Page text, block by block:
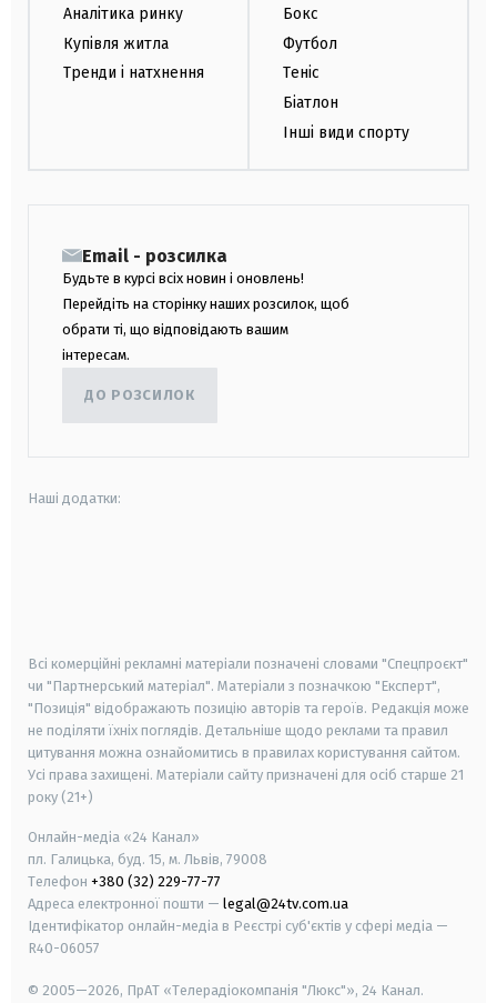
Аналітика ринку
Купівля житла
Тренди і натхнення
Бокс
Футбол
Теніс
Біатлон
Інші види спорту
Email - розсилка
Будьте в курсі всіх новин і оновлень!
Перейдіть на сторінку наших розсилок, щоб
обрати ті, що відповідають вашим
інтересам.
ДО РОЗСИЛОК
Наші додатки:
Всі комерційні рекламні матеріали позначені словами "Спецпроєкт"
чи "Партнерський матеріал". Матеріали з позначкою "Експерт",
"Позиція" відображають позицію авторів та героїв. Редакція може
не поділяти їхніх поглядів. Детальніше щодо реклами та правил
цитування можна ознайомитись в правилах користування сайтом.
Усі права захищені. Матеріали сайту призначені для осіб старше 21
року (21+)
Онлайн-медіа «24 Канал»
пл. Галицька, буд. 15, м. Львів, 79008
Телефон +380 (32) 229-77-77
Адреса електронної пошти — legal@24tv.com.ua
Ідентифікатор онлайн-медіа в Реєстрі суб'єктів у сфері медіа —
R40-06057
© 2005—2026, ПрАТ «Телерадіокомпанія "Люкс"», 24 Канал.